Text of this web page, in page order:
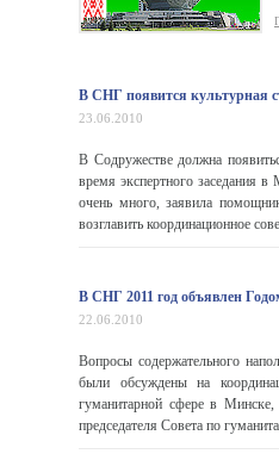
В СНГ появится культурная
23.06.2010
В Содружестве должна
время экспертного заседания
очень много, заявила
возглавить координационное
В СНГ 2011 год объявлен
22.06.2010
Вопросы содержательного
были обсуждены на
гуманитарной сфере в
председателя Совета по